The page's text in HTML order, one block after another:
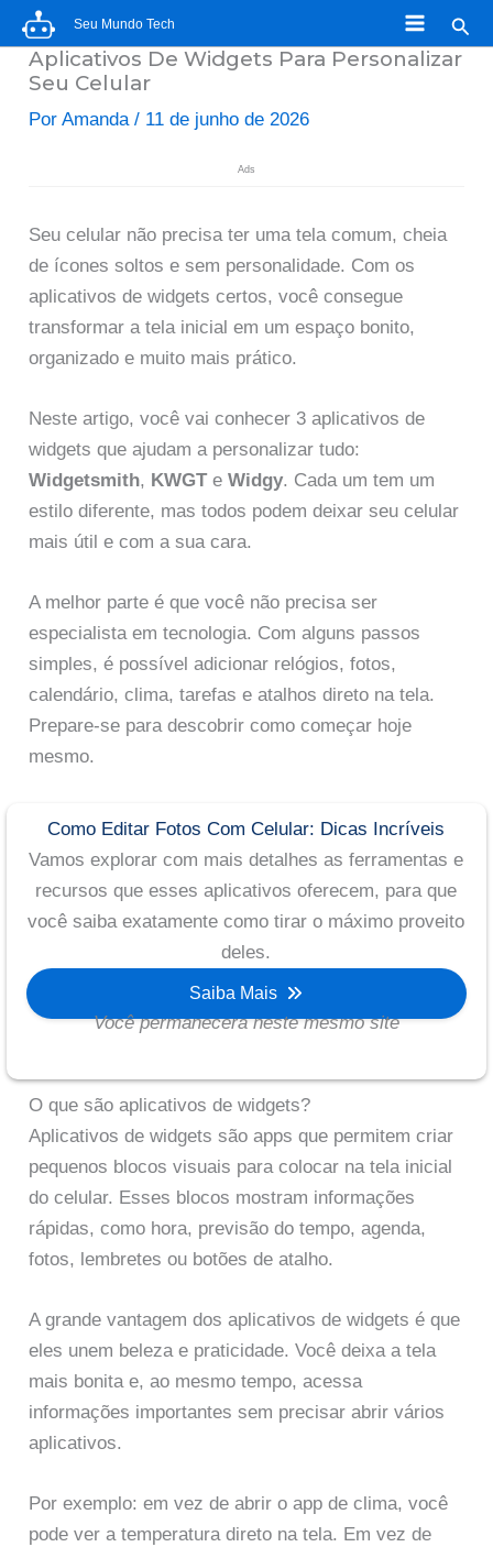
para
Seu Mundo Tech
Aplicativos De Widgets Para Personalizar
Seu Celular
PorAmanda/ 11 de junho de 2026
Ads
Seu celular não precisa ter uma tela comum, cheia
de ícones soltos e sem personalidade. Com os
aplicativos de widgets certos, você consegue
transformar a tela inicial em um espaço bonito,
organizado e muito mais prático.
Neste artigo, você vai conhecer 3 aplicativos de
widgets que ajudam a personalizar tudo:
Widgetsmith, KWGTeWidgy. Cada um tem um
estilo diferente, mas todos podem deixar seu celular
mais útil e com a sua cara.
A melhor parte é que você não precisa ser
especialista em tecnologia. Com alguns passos
simples, é possível adicionar relógios, fotos,
calendário, clima, tarefas e atalhos direto na tela.
Prepare-se para descobrir como começar hoje
mesmo.
Como Editar Fotos Com Celular: Dicas Incríveis
Vamos explorar com mais detalhes as ferramentas e
recursos que esses aplicativos oferecem, para que
você saiba exatamente como tirar o máximo proveito
deles.
Saiba Mais
Você permanecera neste mesmo site
O que são aplicativos de widgets?
Aplicativos de widgets são apps que permitem criar
pequenos blocos visuais para colocar na tela inicial
do celular. Esses blocos mostram informações
rápidas, como hora, previsão do tempo, agenda,
fotos, lembretes ou botões de atalho.
A grande vantagem dos aplicativos de widgets é que
eles unem beleza e praticidade. Você deixa a tela
mais bonita e, ao mesmo tempo, acessa
informações importantes sem precisar abrir vários
aplicativos.
Por exemplo: em vez de abrir o app de clima, você
pode ver a temperatura direto na tela. Em vez de